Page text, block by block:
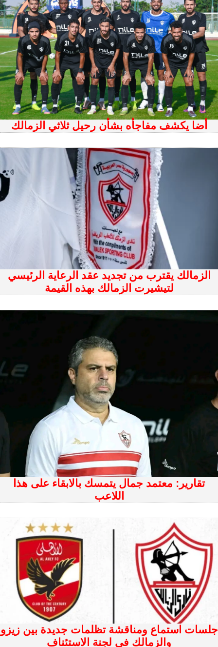
أضا يكشف مفاجأه بشأن رحيل ثلاثي الزمالك
الزمالك يقترب من تجديد عقد الرعاية الرئيسي
لتيشيرت الزمالك بهذه القيمة
تقارير: معتمد جمال يتمسك بالابقاء على هذا
اللاعب
‏جلسات استماع ومناقشة تظلمات جديدة بين زيزو
والزمالك فى لجنة الاستئناف